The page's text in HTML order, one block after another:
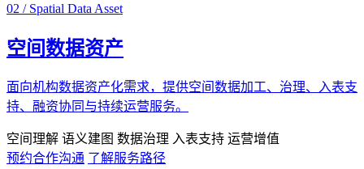
02 / Spatial Data Asset
空间数据资产
面向机构数据资产化需求，提供空间数据加工、治理、入表支
持、融资协同与持续运营服务。
空间理解 语义建图 数据治理 入表支持 运营增值
预约合作沟通 了解服务路径